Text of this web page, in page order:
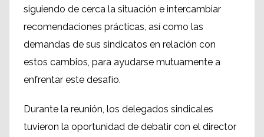
siguiendo de cerca la situación e intercambiar
recomendaciones prácticas, así como las
demandas de sus sindicatos en relación con
estos cambios, para ayudarse mutuamente a
enfrentar este desafío.
Durante la reunión, los delegados sindicales
tuvieron la oportunidad de debatir con el director